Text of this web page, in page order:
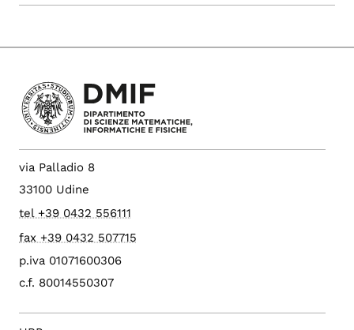
via Palladio 8
33100 Udine
tel +39 0432 556111
fax +39 0432 507715
p.iva 01071600306
c.f. 80014550307